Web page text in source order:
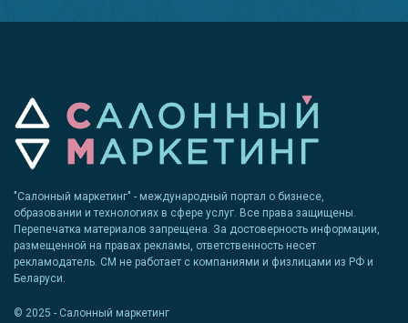
"Салонный маркетинг" - международный портал о бизнесе,
образовании и технологиях в сфере услуг. Все права защищены.
Перепечатка материалов запрещена. За достоверность информации,
размещенной на правах рекламы, ответственность несет
рекламодатель. СМ не работает с компаниями и физлицами из РФ и
Беларуси.
© 2025 - Салонный маркетинг